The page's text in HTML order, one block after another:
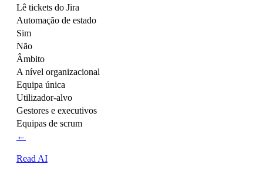
Lê tickets do Jira
Automação de estado
Sim
Não
Âmbito
A nível organizacional
Equipa única
Utilizador-alvo
Gestores e executivos
Equipas de scrum
←
Read AI